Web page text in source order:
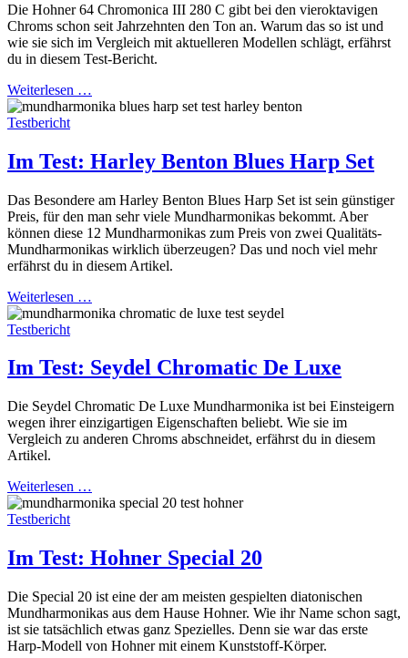
Die Hohner 64 Chromonica III 280 C gibt bei den vieroktavigen
Chroms schon seit Jahrzehnten den Ton an. Warum das so ist und
wie sie sich im Vergleich mit aktuelleren Modellen schlägt, erfährst
du in diesem Test-Bericht.
Weiterlesen …
Testbericht
Im Test: Harley Benton Blues Harp Set
Das Besondere am Harley Benton Blues Harp Set ist sein günstiger
Preis, für den man sehr viele Mundharmonikas bekommt. Aber
können diese 12 Mundharmonikas zum Preis von zwei Qualitäts-
Mundharmonikas wirklich überzeugen? Das und noch viel mehr
erfährst du in diesem Artikel.
Weiterlesen …
Testbericht
Im Test: Seydel Chromatic De Luxe
Die Seydel Chromatic De Luxe Mundharmonika ist bei Einsteigern
wegen ihrer einzigartigen Eigenschaften beliebt. Wie sie im
Vergleich zu anderen Chroms abschneidet, erfährst du in diesem
Artikel.
Weiterlesen …
Testbericht
Im Test: Hohner Special 20
Die Special 20 ist eine der am meisten gespielten diatonischen
Mundharmonikas aus dem Hause Hohner. Wie ihr Name schon sagt,
ist sie tatsächlich etwas ganz Spezielles. Denn sie war das erste
Harp-Modell von Hohner mit einem Kunststoff-Körper.